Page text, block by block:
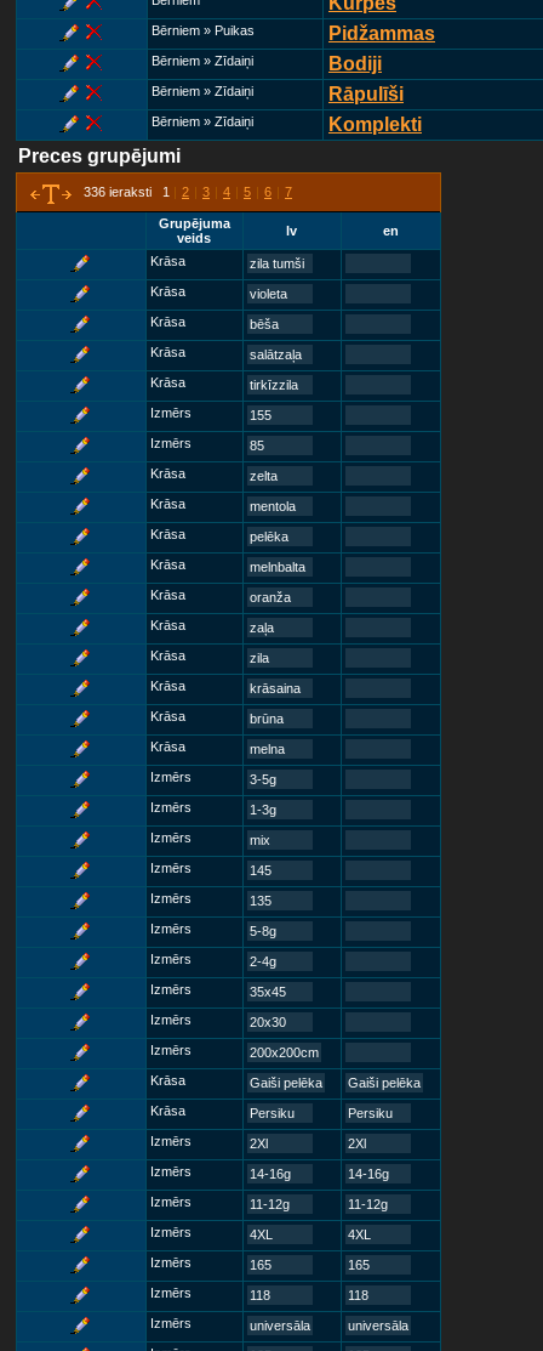
Bērniem » Puikas Pidžammas
Bērniem » Zīdaiņi Bodiji
Bērniem » Zīdaiņi Rāpulīši
Bērniem » Zīdaiņi
Komplekti
Preces grupējumi
336 ieraksti 1 | 2 | 3 | 4 | 5 | 6 | 7
Grupējuma
veids
lv en
Krāsa
zila tumši
Krāsa
violeta
Krāsa
bēša
Krāsa
salātzaļa
Krāsa
tirkīzzila
Izmērs
155
Izmērs
85
Krāsa
zelta
Krāsa
mentola
Krāsa
pelēka
Krāsa
melnbalta
Krāsa
oranža
Krāsa
zaļa
Krāsa
zila
Krāsa
krāsaina
Krāsa
brūna
Krāsa
melna
Izmērs
3-5g
Izmērs
1-3g
Izmērs
mix
Izmērs
145
Izmērs
135
Izmērs
5-8g
Izmērs
2-4g
Izmērs
35x45
Izmērs
20x30
Izmērs
200x200cm
Krāsa
Gaiši pelēka
Gaiši pelēka
Krāsa
Persiku
Persiku
Izmērs
2Xl
2Xl
Izmērs
14-16g
14-16g
Izmērs
11-12g
11-12g
Izmērs
4XL
4XL
Izmērs
165
165
Izmērs
118
118
Izmērs
universāla
universāla